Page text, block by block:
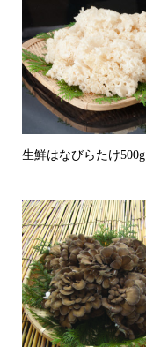
生鮮はなびらたけ500g